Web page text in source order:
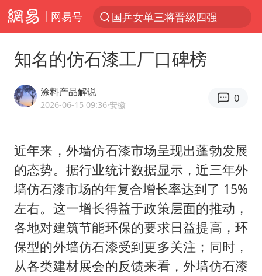
网易号
国乒女单三将晋级四强
《欢迎来龙餐馆》口碑
情侣在平潭拍日出时坠崖致一死一伤
检测列车撞人致11死2伤 涉事单位被罚
黄金牛市回来了吗
36岁男演员成景区NPC后人气爆棚
全民健身事业高质量发展
知名的仿石漆工厂口碑榜
涂料产品解说
2026-06-15 09:36·安徽
0
近年来，外墙仿石漆市场呈现出蓬勃发展
的态势。据行业统计数据显示，近三年外
墙仿石漆市场的年复合增长率达到了 15%
左右。这一增长得益于政策层面的推动，
各地对建筑节能环保的要求日益提高，环
保型的外墙仿石漆受到更多关注；同时，
从各类建材展会的反馈来看，外墙仿石漆